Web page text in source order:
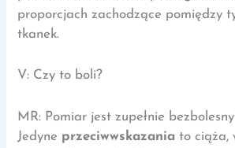
proporcjach zachodzące pomiędzy
tkanek.
V: Czy to boli?
MR: Pomiar jest zupełnie
Jedyne przeciwwskazania to ciąża,